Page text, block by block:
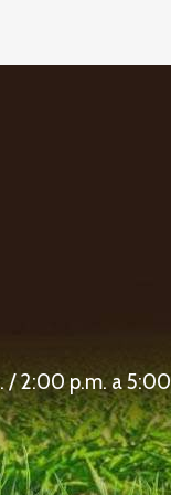
/ 2:00 p.m. a